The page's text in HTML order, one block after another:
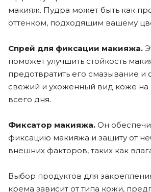
макияж. Пудра может быть как
оттенком, подходящим вашему
Спрей для фиксации макияжа.
поможет улучшить стойкость
предотвратить его смазывание и
свежий и ухоженный вид коже на
всего дня.
Фиксатор макияжа. Он
фиксацию макияжа и защиту от
внешних факторов, таких как
Выбор продуктов для
крема зависит от типа кожи,